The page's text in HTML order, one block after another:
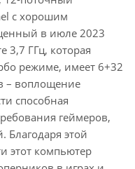
с хорошим
в июле 2023
3,7 ГГц, которая
режиме, имеет 6+32
– воплощение
способная
геймеров,
Благодаря этой
этот компьютер